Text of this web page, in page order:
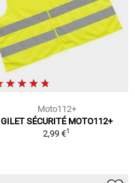
Moto112+
GILET SÉCURITÉ MOTO112+
2,99 €1